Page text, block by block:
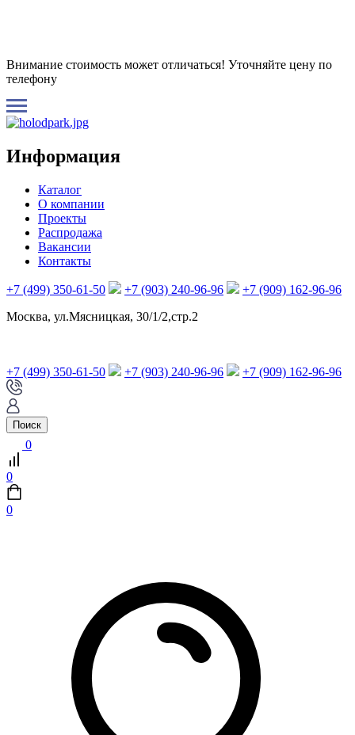
Внимание стоимость может отличаться! Уточняйте цену по
телефону
Информация
Каталог
О компании
Проекты
Распродажа
Вакансии
Контакты
+7 (499) 350-61-50 +7 (903) 240-96-96
+7 (909) 162-96-96
Москва, ул.Мясницкая, 30/1/2,стр.2
+7 (499) 350-61-50 +7 (903) 240-96-96 +7 (909) 162-96-96
Поиск
0
0
0